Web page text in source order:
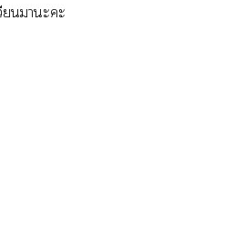
นาะะ